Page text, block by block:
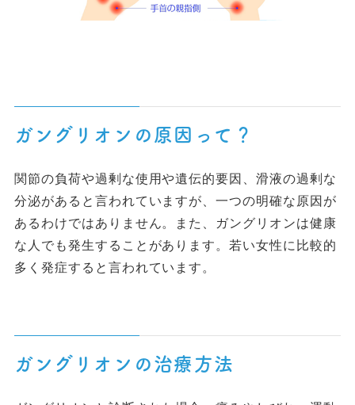
ガングリオンの原因って？
関節の負荷や過剰な使用や遺伝的要因、滑液の過剰な
分泌があると言われていますが、一つの明確な原因が
あるわけではありません。また、ガングリオンは健康
な人でも発生することがあります。若い女性に比較的
多く発症すると言われています。
ガングリオンの治療方法